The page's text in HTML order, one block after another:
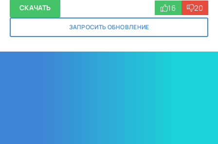
СКАЧАТЬ
ЗАПРОСИТЬ ОБНОВЛЕНИЕ
16 20